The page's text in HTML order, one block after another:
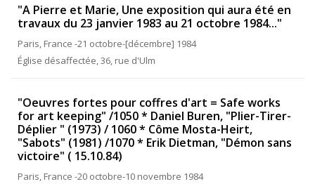
"A Pierre et Marie, Une exposition qui aura été en
travaux du 23 janvier 1983 au 21 octobre 1984..."
Paris, France -21 octobre-[décembre] 1984
Église désaffectée, 36, rue d'Ulm
"Oeuvres fortes pour coffres d'art = Safe works
for art keeping" /1050 * Daniel Buren, "Plier-Tirer-
Déplier " (1973) / 1060 * Côme Mosta-Heirt,
"Sabots" (1981) /1070 * Erik Dietman, "Démon sans
victoire" ( 15.10.84)
Paris, France -20 octobre-10 novembre 1984